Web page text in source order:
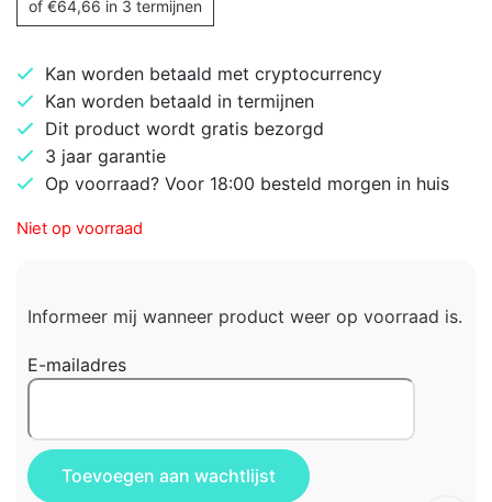
of €64,66 in 3 termijnen
Kan worden betaald met cryptocurrency
Kan worden betaald in termijnen
Dit product wordt gratis bezorgd
3 jaar garantie
Op voorraad? Voor 18:00 besteld morgen in huis
Niet op voorraad
Informeer mij wanneer product weer op voorraad is.
E-mailadres